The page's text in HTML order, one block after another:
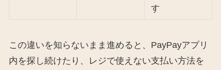
す
この違いを知らないまま進めると、PayPayアプリ
内を探し続けたり、レジで使えない支払い方法を